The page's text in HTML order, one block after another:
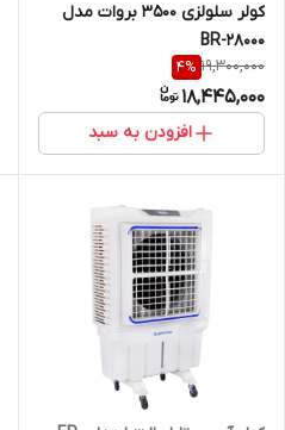
کولر سلولزی 3500 بروات مدل
BR-28000
19,300,000
4%
18,445,000
افزودن به سبد